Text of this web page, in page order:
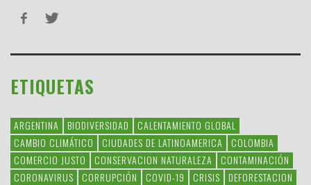
ETIQUETAS
ARGENTINA BIODIVERSIDAD
CALENTAMIENTO GLOBAL
CAMBIO CLIMÁTICO
CIUDADES DE LATINOAMERICA
COLOMBIA
COMERCIO JUSTO
CONSERVACION NATURALEZA
CONTAMINACIÓN
CORONAVIRUS
CORRUPCIÓN COVID-19 CRISIS DEFORESTACION